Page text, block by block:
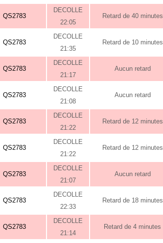
QS2783
DECOLLE
22:05
Retard de 40 minutes
QS2783
DECOLLE
21:35
Retard de 10 minutes
QS2783
DECOLLE
21:17
Aucun retard
QS2783
DECOLLE
21:08
Aucun retard
QS2783
DECOLLE
21:22
Retard de 12 minutes
QS2783
DECOLLE
21:22
Retard de 12 minutes
QS2783
DECOLLE
21:07
Aucun retard
QS2783
DECOLLE
22:33
Retard de 18 minutes
QS2783
DECOLLE
21:14
Retard de 4 minutes